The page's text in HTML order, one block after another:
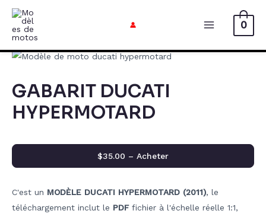
Aller
contenu
Menu
0
GABARIT DUCATI
HYPERMOTARD
C'est un MODÈLE DUCATI HYPERMOTARD (2011), le
téléchargement inclut le PDFfichier à l'échelle réelle 1:1,
$35.00 – Acheter